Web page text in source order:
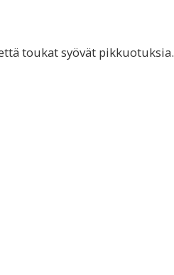
toukat syövät pikkuotuksia.